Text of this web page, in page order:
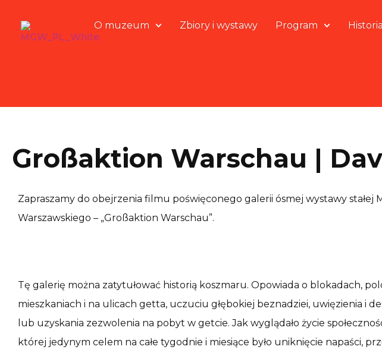
O muzeum Zbiory i wystawy Program Historia
Großaktion Warschau |
Zapraszamy do obejrzenia filmu poświęconego galerii ósmej wystawy stałej
Warszawskiego – „Großaktion Warschau”.
Tę galerię można zatytułować historią koszmaru. Opowiada o blokadach,
mieszkaniach i na ulicach getta, uczuciu głębokiej beznadziei, uwięzienia i
lub uzyskania zezwolenia na pobyt w getcie. Jak wyglądało życie
której jedynym celem na całe tygodnie i miesiące było uniknięcie napaści,